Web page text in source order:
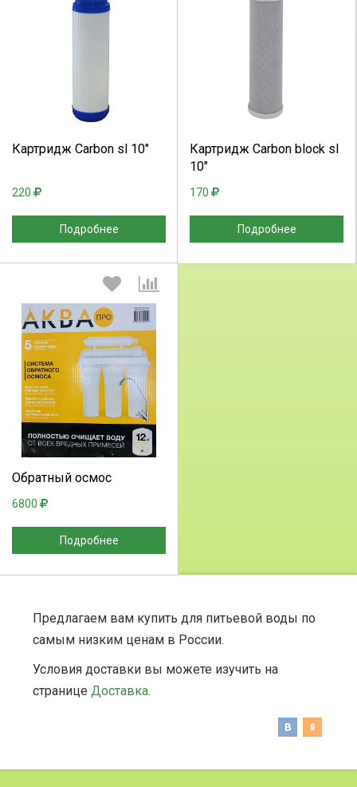
Картридж Сarbon sl 10"
220
Подробнее
Картридж Сarbon block sl
10"
170
Подробнее
Выберите количество:
Обратный осмос
6800
Подробнее
Выберите количество:
Продолжить Отмена
Предлагаем вам купить для питьевой воды по
самым низким ценам в России.
Условия доставки вы можете изучить на
странице Доставка.